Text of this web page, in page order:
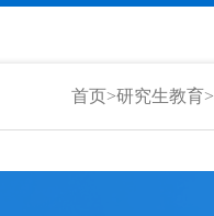
首页>研究生教育>